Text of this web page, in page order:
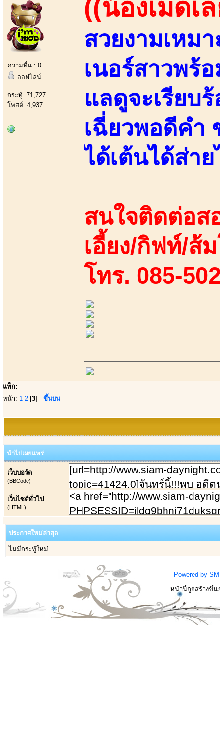
ความหื่น : 0
ออฟไลน์
กระทู้: 71,727
โพสต์: 4,937
((น้องเมดเ
สวยงามเหม
เนอร์สาวพร้
แลดูจะเรียบ
เฉี่ยวพอดีคำ
ได้เต้นได้ส่า
สนใจติดต่อส
เอี้ยง/กิฟท์/ส้
โทร. 085-
แท็ก:
หน้า: 1 2 [3] ขึ้นบน
นำไปเผยแพร่...
เว็บบอร์ด
(BBCode)
เว็บไซต์ทั่วไป
(HTML)
ประกาศใหม่ล่าสุด
ไม่มีกระทู้ใหม่
Powered by
หน้านี้ถูกสร้างขึ้น